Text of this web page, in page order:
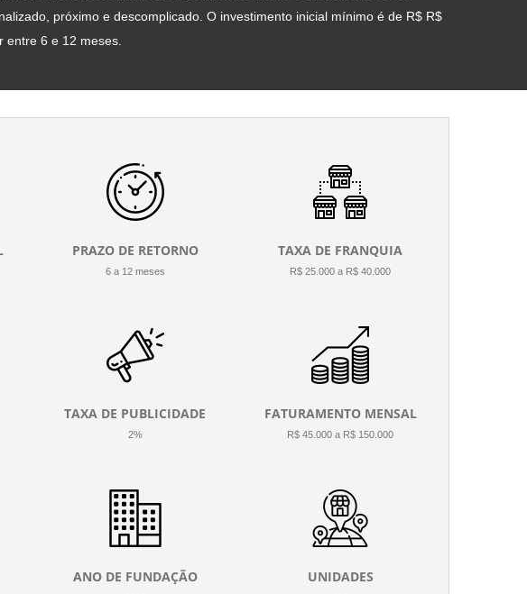
próximo e descomplicado. O investimento inicial mínimo é de R$ R$
entre 6 e 12 meses.
PRAZO DE RETORNO
6 a 12 meses
TAXA DE FRANQUIA
R$ 25.000 a R$ 40.000
TAXA DE PUBLICIDADE
2%
FATURAMENTO MENSAL
R$ 45.000 a R$ 150.000
ANO DE FUNDAÇÃO UNIDADES